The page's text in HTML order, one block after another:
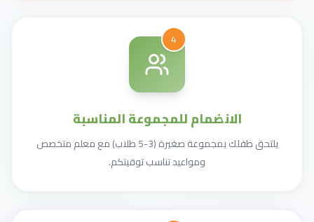
4
الانضمام للمجموعة المناسبة
يلتحق طفلك بمجموعة صغيرة (3-5 طلاب) مع معلم متخصص
ومواعيد تناسب توقيتكم.